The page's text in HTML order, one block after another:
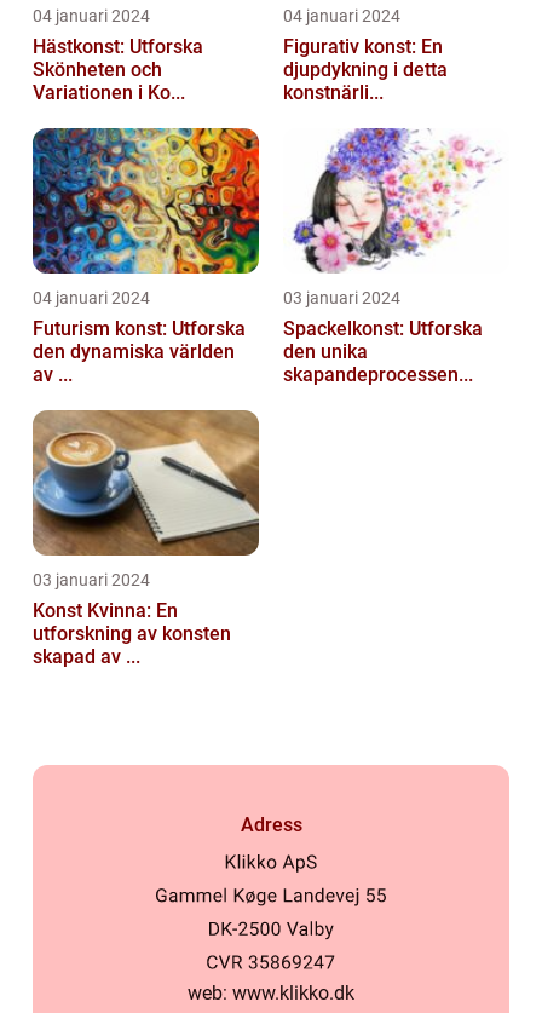
04 januari 2024
Hästkonst: Utforska
Skönheten och
Variationen i Ko...
04 januari 2024
Figurativ konst: En
djupdykning i detta
konstnärli...
04 januari 2024
Futurism konst: Utforska
den dynamiska världen
av ...
03 januari 2024
Spackelkonst: Utforska
den unika
skapandeprocessen...
03 januari 2024
Konst Kvinna: En
utforskning av konsten
skapad av ...
Adress
web: www.klikko.dk